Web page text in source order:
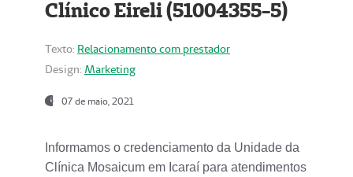
Clínico Eireli (51004355-5)
Texto: Relacionamento com prestador
Design: Marketing
07 de maio, 2021
Informamos o credenciamento da Unidade da
Clínica Mosaicum em Icaraí para atendimentos